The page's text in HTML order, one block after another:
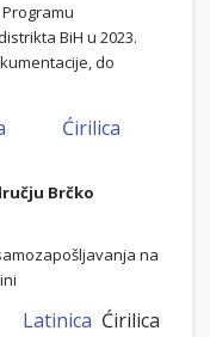
BiH u 2023.
do
Ćirilica
Brčko
na
Latinica Ćirilica